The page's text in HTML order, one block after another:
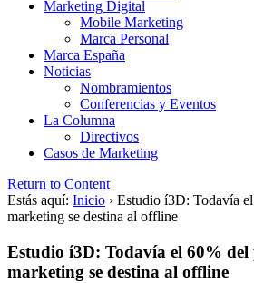
Marketing Digital
Mobile Marketing
Marca Personal
Marca España
Noticias
Nombramientos
Conferencias y Eventos
La Columna
Directivos
Casos de Marketing
Return to Content
Estás aquí: Inicio › Estudio í3D: Todavía
marketing se destina al offline
Estudio í3D: Todavía el 60% del
marketing se destina al offline